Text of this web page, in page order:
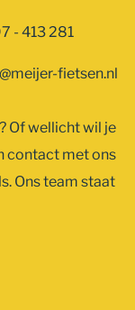
- 413 281
fietsen.nl
Of wellicht wil je
contact met ons
Ons team staat